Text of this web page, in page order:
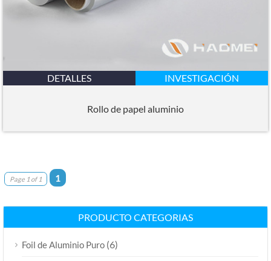
DETALLES INVESTIGACIÓN
Rollo de papel aluminio
Page 1 of 1 1
PRODUCTO CATEGORIAS
Foil de Aluminio Puro (6)